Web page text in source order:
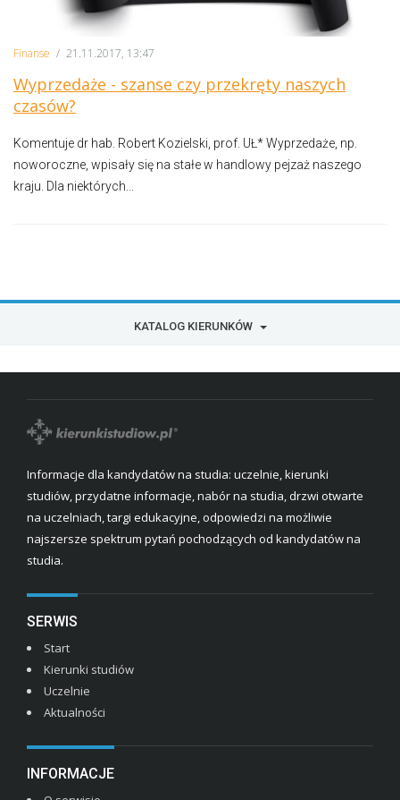
Finanse / 21.11.2017, 13:47
Wyprzedaże - szanse czy przekręty naszych
czasów?
Komentuje dr hab. Robert Kozielski, prof. UŁ* Wyprzedaże, np.
noworoczne, wpisały się na stałe w handlowy pejzaż naszego
kraju. Dla niektórych...
KATALOG KIERUNKÓW
Informacje dla kandydatów na studia: uczelnie, kierunki
studiów, przydatne informacje, nabór na studia, drzwi otwarte
na uczelniach, targi edukacyjne, odpowiedzi na możliwie
najszersze spektrum pytań pochodzących od kandydatów na
studia.
SERWIS
Start
Kierunki studiów
Uczelnie
Aktualności
INFORMACJE